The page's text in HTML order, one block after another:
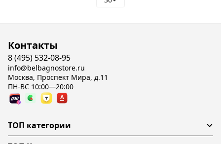
Контакты
8 (495) 532-08-95
info@belbagnostore.ru
Москва, Проспект Мира, д.11
ПН-ВС 10:00—20:00
ТОП категории